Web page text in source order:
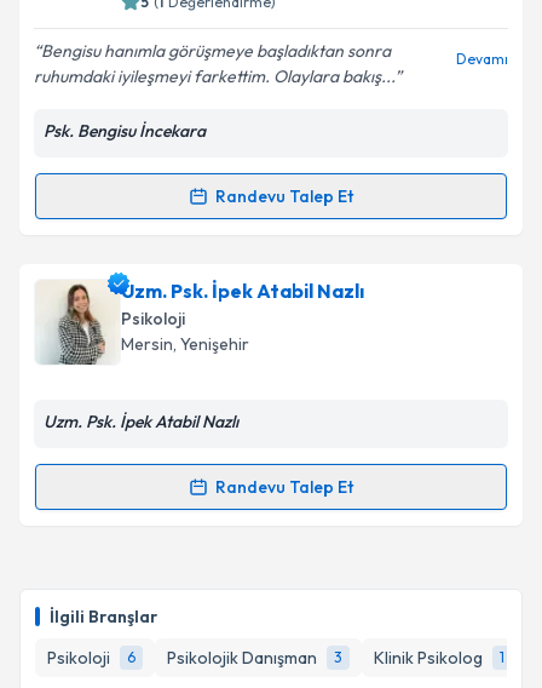
İlgili Branşlar
Psikoloji
6 Psikolojik Danışman 3 Klinik Psikolog 1
Kişisel verilerimin işlenmesine ilişkin
kapsamda işlenmesini kabul ediyorum.
Bengisu hanımla görüşmeye başladıktan sonra
ruhumdaki iyileşmeyi farkettim. Olaylara bakış...
Devamı
Psk. Bengisu İncekara
Randevu Talep Et
Randevu Takvimi Talebi
Psk. Bengisu İncekaraiçin randevu takvimi talebi
oluşturun. Size bu uzmandan randevu almanız için bir
takvim hazırlandığında e-posta ile bilgilendireceğiz.
Kişisel verilerimin işlenmesine ilişkinAydınlatma
Uzm. Psk. İpek Atabil Nazlı
Psikoloji
Mersin, Yenişehir
Uzm. Psk. İpek Atabil Nazlı
Randevu Talep Et
Randevu Takvimi Talebi
için bir takvim hazırlandığında e-posta ile
bilgilendireceğiz.